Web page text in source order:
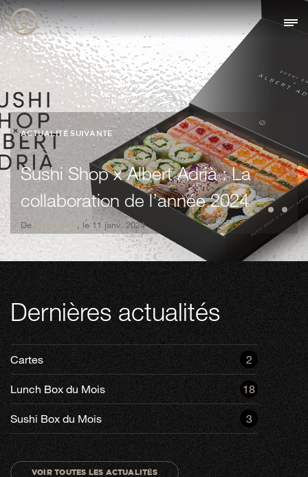
ACTUALITÉ SUIVANTE
Sushi Shop x Albert Adrià : La
collaboration de l’année 2024
De pressroom, le 11 janv. 2024
Dernières actualités
Cartes 2
Lunch Box du Mois 18
Sushi Box du Mois 3
VOIR TOUTES LES ACTUALITÉS